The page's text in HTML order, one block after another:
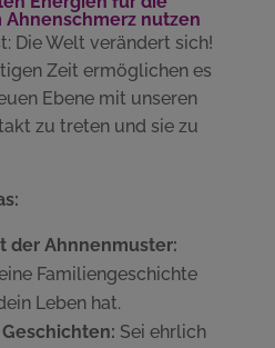
nutzen
Die Welt verändert sich!
Zeit ermöglichen es
Ebene mit unseren
zu treten und sie zu
der Ahnnenmuster:
Familiengeschichte
Leben hat.
Sei ehrlich